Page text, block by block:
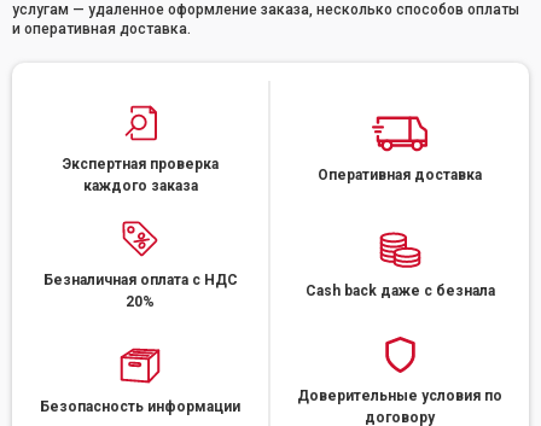
услугам — удаленное оформление заказа, несколько способов оплаты
и оперативная доставка.
Экспертная проверка
каждого заказа
Оперативная доставка
Безналичная оплата с НДС
20%
Cash back даже с безнала
Безопасность информации
Доверительные условия по
договору